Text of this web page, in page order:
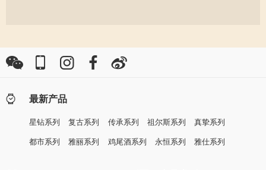
最新产品
星钻系列 复古系列 传承系列 祖尔斯系列 真挚系列
都市系列 雅丽系列 鸡尾酒系列 永恒系列 雅仕系列